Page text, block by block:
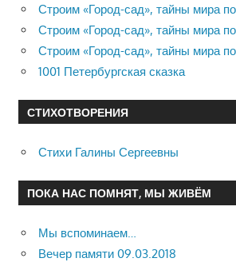
Строим «Город-сад», тайны мира
Строим «Город-сад», тайны мира
Строим «Город-сад», тайны мира
1001 Петербургская сказка
СТИХОТВОРЕНИЯ
Стихи Галины Сергеевны
ПОКА НАС ПОМНЯТ, МЫ ЖИВЁМ
Мы вспоминаем…
Вечер памяти 09.03.2018